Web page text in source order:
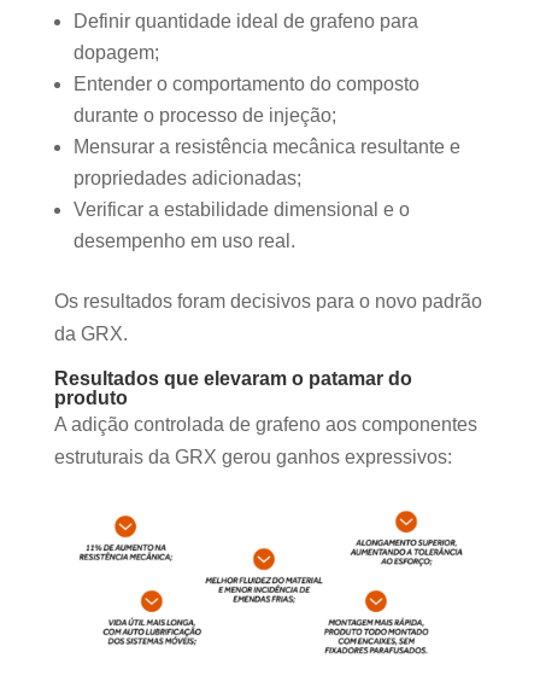
Definir quantidade ideal de grafeno para
dopagem;
Entender o comportamento do composto
durante o processo de injeção;
Mensurar a resistência mecânica resultante e
propriedades adicionadas;
Verificar a estabilidade dimensional e o
desempenho em uso real.
Os resultados foram decisivos para o novo padrão
da GRX.
Resultados que elevaram o patamar do
produto
A adição controlada de grafeno aos componentes
estruturais da GRX gerou ganhos expressivos: